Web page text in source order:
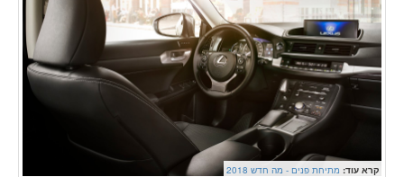
קרא עוד: מתיחת פנים - מה חדש 2018